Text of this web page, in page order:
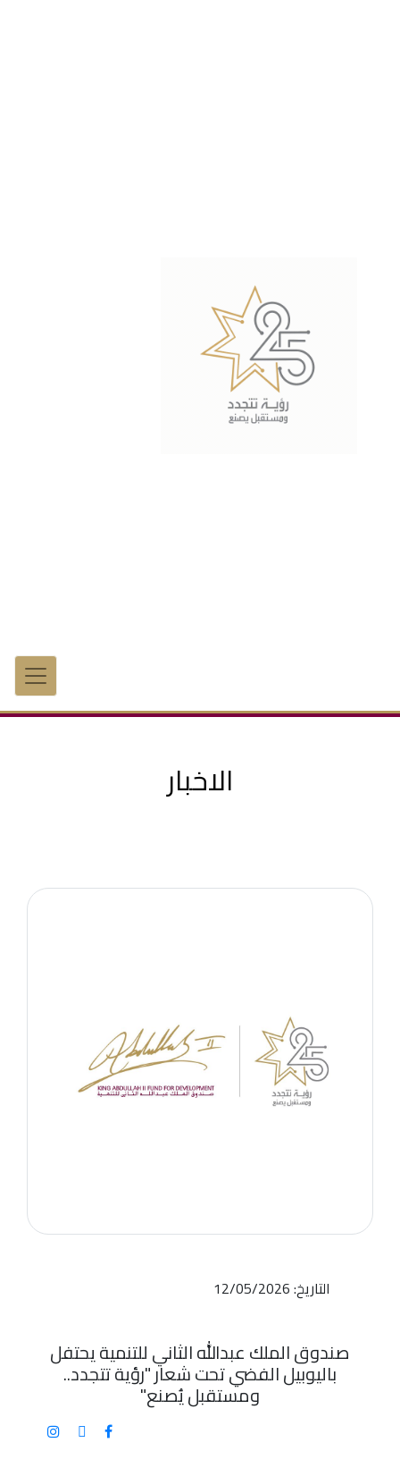
الاخبار
التاريخ: 12/05/2026
صندوق الملك عبدالله الثاني للتنمية يحتفل
باليوبيل الفضي تحت شعار "رؤية تتجدد..
ومستقبل يُصنع"